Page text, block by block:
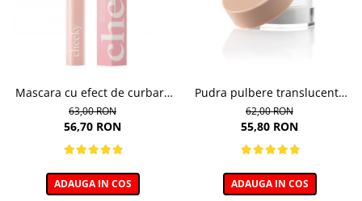
Mascara cu efect de curbare
si lifting, Cheeky - 11ml
63,00 RON
56,70 RON
ADAUGA IN COS
Pudra pulbere translucenta
pentru zona ochilor, Puff
Cloud 5,3g
62,00 RON
55,80 RON
ADAUGA IN COS